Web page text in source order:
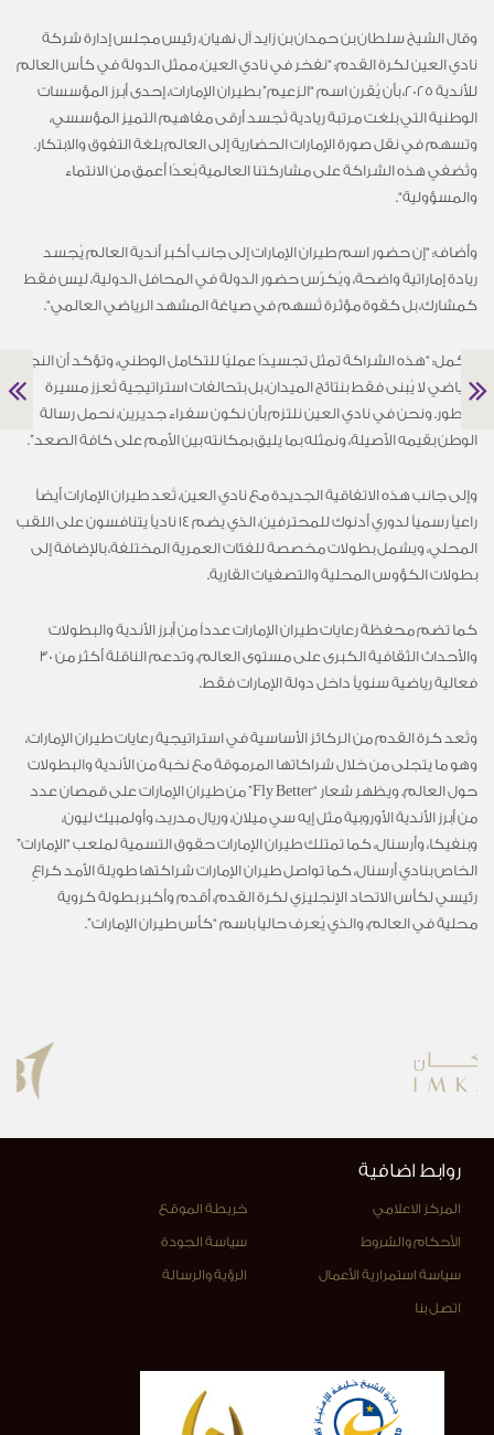
وقال الشيخ سلطان بن حمدان بن زايد آل نهيان، رئيس مجلس إدارة شركة
نادي العين لكرة القدم: “نفخر في نادي العين، ممثلالدولةفي كأس العالم
للأندية 2025، بأن يُقرن اسم “الزعيم” بطيران الإمارات، إحدى أبرز المؤسسات
الوطنية التي بلغت مرتبة ريادية تُجسد أرقى مفاهيم التميز المؤسسي،
وتسهم في نقل صورة الإمارات الحضارية إلى العالم بلغة التفوق والابتكار.
وتُضفي هذه الشراكة على مشاركتنا العالمية بُعدًا أعمق من الانتماء
والمسؤولية“.
وأضاف: “إن حضور اسم طيران الإمارات إلى جانب أكبر أندية العالم يُجسد
ريادة إماراتية واضحة، ويُكرّس حضور الدولة في المحافل الدولية، ليس فقط
كمشارك، بل كقوة مؤثرة تُسهم في صياغة المشهد الرياضي العالمي“.
وأكمل: “هذه الشراكة تمثل تجسيدًا عمليًا للتكامل الوطني، وتؤكد أن النجاح
الرياضي لا يُبنى فقط بنتائج الميدان، بل بتحالفات استراتيجية تُعزز مسيرة
التطور. ونحن في نادي العين نلتزم بأن نكون سفراء جديرين، نحمل رسالة
الوطن بقيمه الأصيلة، ونمثله بما يليق بمكانته بين الأمم على كافة الصعد”.
وإلى جانب هذه الاتفاقية الجديدة مع نادي العين، تُعد طيران الإمارات أيضاً
راعياً رسمياً لدوري أدنوك للمحترفين، الذي يضم 14 نادياً يتنافسون على اللقب
المحلي، ويشمل بطولات مخصصة للفئات العمرية المختلفة، بالإضافة إلى
بطولات الكؤوس المحلية والتصفيات القارية.
كما تضم محفظةرعاياتطيران الإمارات عدداً من أبرز الأندية والبطولات
والأحداث الثقافية الكبرى على مستوى العالم،
وتدعم الناقلة أكثر من 30
فعالية رياضية سنوياً داخل دولة الإمارات فقط.
وتُعد كرة القدم من الركائز الأساسية في استراتيجيةرعاياتطيران الإمارات،
وهو ما يتجلى من خلال شراكاتها المرموقة مع نخبة من الأندية والبطولات
حول العالم.ويظهر شعار “Fly Better” من طيران الإمارات علىقمصان عدد
من أبرز الأندية الأوروبية مثل إيه سي ميلان، وريال مدريد، وأولمبيك ليون،
وبنفيكا، وأرسنال، كما تمتلك طيران الإمارات حقوق التسمية لملعب “الإمارات”
الخاص بنادي أرسنال،كما تواصل طيران الإمارات شراكتها طويلة الأمد كراعٍ
رئيسي لكأس الاتحاد الإنجليزي لكرة القدم، أقدم وأكبر بطولة كروية
محلية في العالم، والذي يُعرف حالياً باسم “كأس طيران الإمارات”.
روابط اضافية
المركز الاعلامي خريطة الموقع
الأحكام والشروط سياسة الجودة
سياسة استمرارية الأعمال الرؤية والرسالة
اتصل بنا